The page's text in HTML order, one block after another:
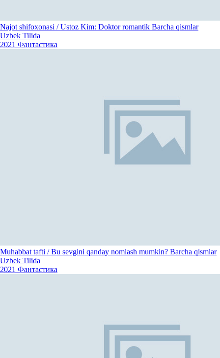
Najot shifoxonasi / Ustoz Kim: Doktor romantik Barcha qismlar
Uzbek Tilida
2021 Фантастика
Muhabbat tafti / Bu sevgini qanday nomlash mumkin? Barcha qismlar
Uzbek Tilida
2021 Фантастика